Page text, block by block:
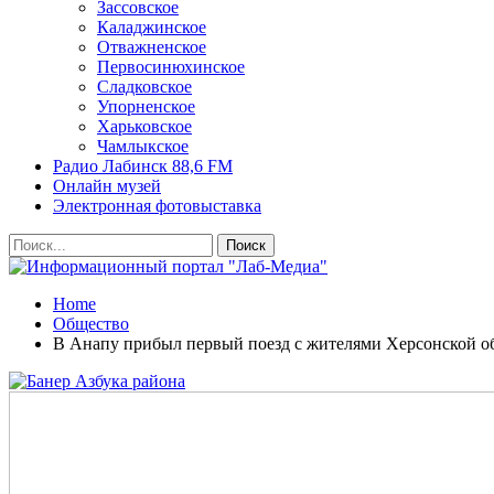
Зассовское
Каладжинское
Отважненское
Первосинюхинское
Сладковское
Упорненское
Харьковское
Чамлыкское
Радио Лабинск 88,6 FM
Онлайн музей
Электронная фотовыставка
Home
Общество
В Анапу прибыл первый поезд с жителями Херсонской